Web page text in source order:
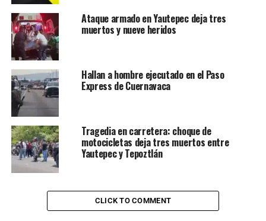
Ataque armado en Yautepec deja tres
muertos y nueve heridos
Hallan a hombre ejecutado en el Paso
Express de Cuernavaca
Tragedia en carretera: choque de
motocicletas deja tres muertos entre
Yautepec y Tepoztlán
CLICK TO COMMENT